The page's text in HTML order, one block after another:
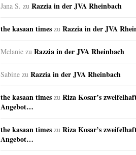
Jana S. zu Razzia in der JVA Rheinbach
the kasaan times zu Razzia in der JVA
Melanie zu Razzia in der JVA Rheinbach
Sabine zu Razzia in der JVA Rheinbach
the kasaan times zu Riza Kosar’s
Angebot…
the kasaan times zu Riza Kosar’s
Angebot…